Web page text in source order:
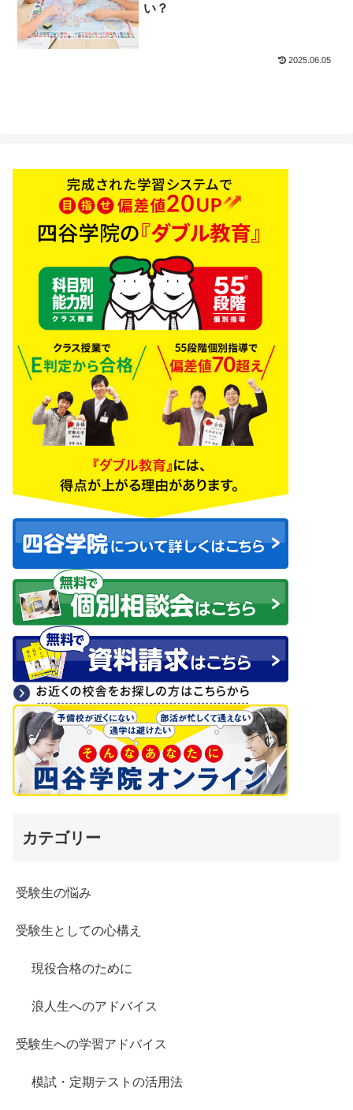
い？
2025.06.05
カテゴリー
受験生の悩み
受験生としての心構え
現役合格のために
浪人生へのアドバイス
受験生への学習アドバイス
模試・定期テストの活用法